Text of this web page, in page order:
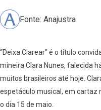
Fonte: Anajustra
“Deixa Clarear” é o título
mineira Clara Nunes, falecida
muitos brasileiros até hoje.
espetáculo musical, em cartaz
o dia 15 de maio.